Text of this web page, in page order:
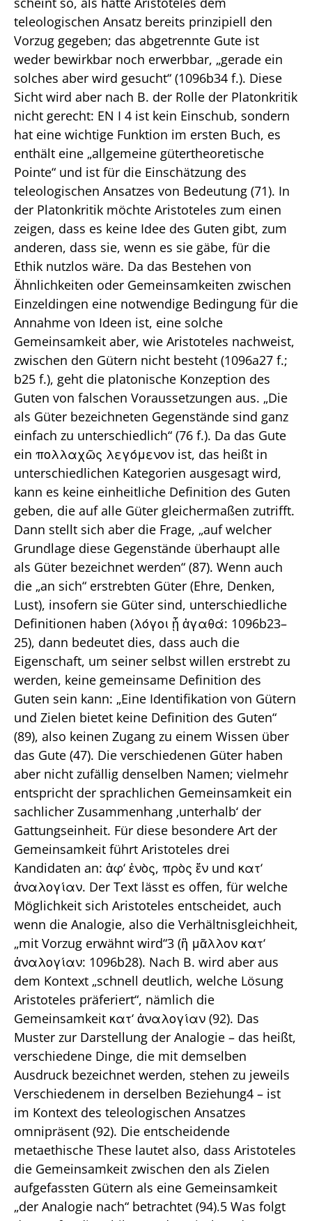
teleologischen Ansatz bereits prinzipiell den
Vorzug gegeben; das abgetrennte Gute ist
weder bewirkbar noch erwerbbar, „gerade ein
solches aber wird gesucht“ (1096b34 f.). Diese
Sicht wird aber nach B. der Rolle der Platonkritik
nicht gerecht: EN I 4 ist kein Einschub, sondern
hat eine wichtige Funktion im ersten Buch, es
enthält eine „allgemeine gütertheoretische
Pointe“ und ist für die Einschätzung des
teleologischen Ansatzes von Bedeutung (71). In
der Platonkritik möchte Aristoteles zum einen
zeigen, dass es keine Idee des Guten gibt, zum
anderen, dass sie, wenn es sie gäbe, für die
Ethik nutzlos wäre. Da das Bestehen von
Ähnlichkeiten oder Gemeinsamkeiten zwischen
Einzeldingen eine notwendige Bedingung für die
Annahme von Ideen ist, eine solche
Gemeinsamkeit aber, wie Aristoteles nachweist,
zwischen den Gütern nicht besteht (1096a27 f.;
b25 f.), geht die platonische Konzeption des
Guten von falschen Voraussetzungen aus. „Die
als Güter bezeichneten Gegenstände sind ganz
einfach zu unterschiedlich“ (76 f.). Da das Gute
ein πολλαχῶς λεγόμενον ist, das heißt in
unterschiedlichen Kategorien ausgesagt wird,
kann es keine einheitliche Definition des Guten
geben, die auf alle Güter gleichermaßen zutrifft.
Dann stellt sich aber die Frage, „auf welcher
Grundlage diese Gegenstände überhaupt alle
als Güter bezeichnet werden“ (87). Wenn auch
die „an sich“ erstrebten Güter (Ehre, Denken,
Lust), insofern sie Güter sind, unterschiedliche
Definitionen haben (λόγοι ᾗ ἀγαθά: 1096b23–
25), dann bedeutet dies, dass auch die
Eigenschaft, um seiner selbst willen erstrebt zu
werden, keine gemeinsame Definition des
Guten sein kann: „Eine Identifikation von Gütern
und Zielen bietet keine Definition des Guten“
(89), also keinen Zugang zu einem Wissen über
das Gute (47). Die verschiedenen Güter haben
aber nicht zufällig denselben Namen; vielmehr
entspricht der sprachlichen Gemeinsamkeit ein
sachlicher Zusammenhang ‚unterhalb‘ der
Gattungseinheit. Für diese besondere Art der
Gemeinsamkeit führt Aristoteles drei
Kandidaten an: ἀφ‘ ἑνὸς, πρὸς ἕν und κατ‘
ἀναλογίαν. Der Text lässt es offen, für welche
Möglichkeit sich Aristoteles entscheidet, auch
wenn die Analogie, also die Verhältnisgleichheit,
„mit Vorzug erwähnt wird“3 (ἢ μᾶλλον κατ‘
ἀναλογίαν: 1096b28). Nach B. wird aber aus
dem Kontext „schnell deutlich, welche Lösung
Aristoteles präferiert“, nämlich die
Gemeinsamkeit κατ‘ ἀναλογίαν (92). Das
Muster zur Darstellung der Analogie – das heißt,
verschiedene Dinge, die mit demselben
Ausdruck bezeichnet werden, stehen zu jeweils
Verschiedenem in derselben Beziehung4 – ist
im Kontext des teleologischen Ansatzes
omnipräsent (92). Die entscheidende
metaethische These lautet also, dass Aristoteles
die Gemeinsamkeit zwischen den als Zielen
aufgefassten Gütern als eine Gemeinsamkeit
„der Analogie nach“ betrachtet (94).5 Was folgt